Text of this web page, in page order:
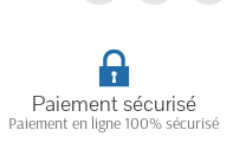
Paiement sécurisé
Paiement en ligne 100% sécurisé